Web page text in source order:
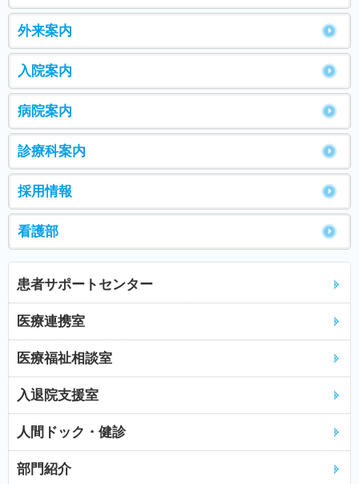
外来案内
入院案内
病院案内
診療科案内
採用情報
看護部
患者サポートセンター
医療連携室
医療福祉相談室
入退院支援室
人間ドック・健診
部門紹介